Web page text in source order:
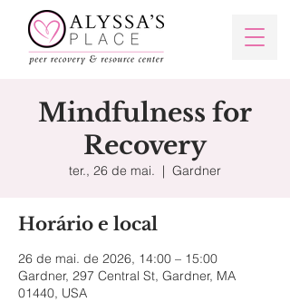
Mindfulness for
Recovery
ter., 26 de mai.
  |
Gardner
Horário e local
26 de mai. de 2026, 14:00 – 15:00
Gardner, 297 Central St, Gardner, MA
01440, USA